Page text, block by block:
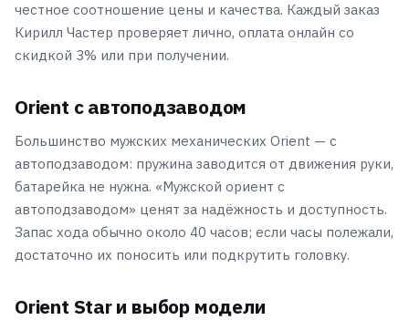
честное соотношение цены и качества. Каждый заказ
Кирилл Частер проверяет лично, оплата онлайн со
скидкой 3% или при получении.
Orient с автоподзаводом
Большинство мужских механических Orient — с
автоподзаводом: пружина заводится от движения руки,
батарейка не нужна. «Мужской ориент с
автоподзаводом» ценят за надёжность и доступность.
Запас хода обычно около 40 часов; если часы полежали,
достаточно их поносить или подкрутить головку.
Orient Star и выбор модели